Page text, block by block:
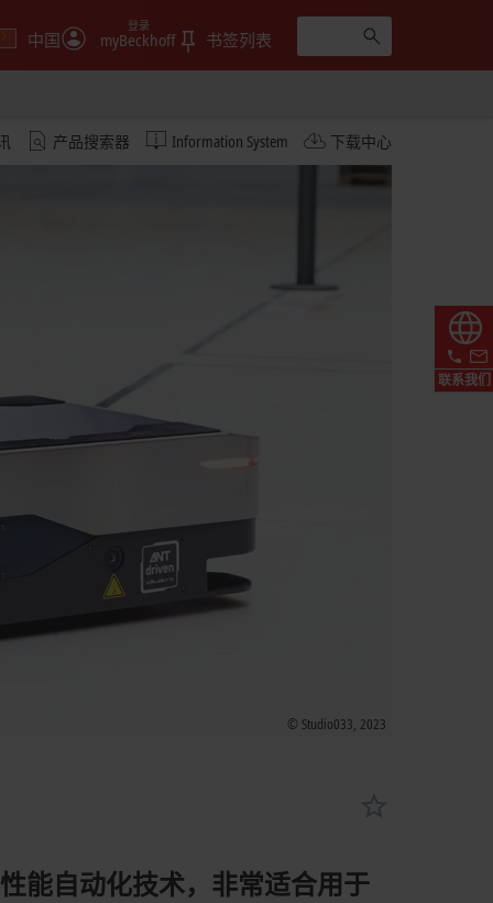
中国 myBeckhoff
登录
书签列表
产品搜索器 Information System 下载中心
联系我们
© Studio033, 2023
性能自动化技术，非常适合用于